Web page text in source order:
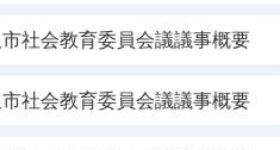
社会教育委員会議議事概要
社会教育委員会議議事概要